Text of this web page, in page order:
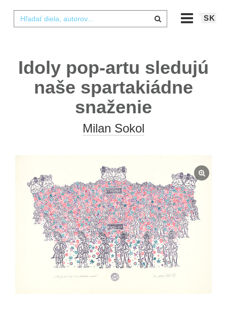
SK
Idoly pop-artu sledujú
naše spartakiádne
snaženie
Milan Sokol